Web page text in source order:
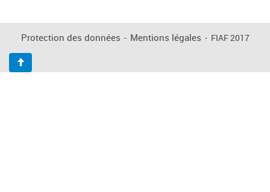
Protection des données - Mentions légales - FIAF 2017